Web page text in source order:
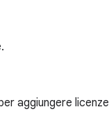
aggiungere licenze